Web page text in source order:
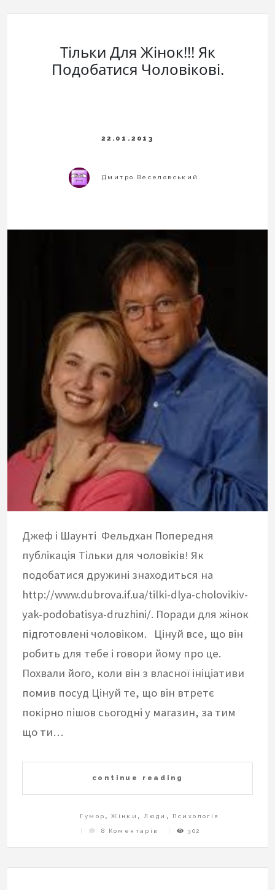
Тільки Для Жінок!!! Як
Подобатися Чоловікові.
Джеф і Шаунті Фельдхан Попередня
публікація Тільки для чоловіків! Як
подобатися дружині знаходиться на
http://www.dubrova.if.ua/tilki-dlya-cholovikiv-
yak-podobatisya-druzhini/. Поради для жінок
підготовлені чоловіком. Цінуй все, що він
робить для тебе і говори йому про це.
Похвали його, коли він з власної ініціативи
помив посуд Цінуй те, що він втретє
покірно пішов сьогодні у магазин, за тим
що ти…
continue reading
Гумор ,Жінки , Люди , Психологія
8 Коментарів
Тільки
Жінок!!!
302